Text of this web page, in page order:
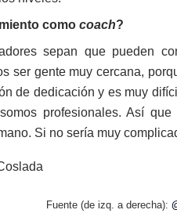
como coach?
sepan que pueden
ser gente muy cercana,
de dedicación y es muy
profesionales. Así
Si no sería muy
Fuente (de izq. a derecha):